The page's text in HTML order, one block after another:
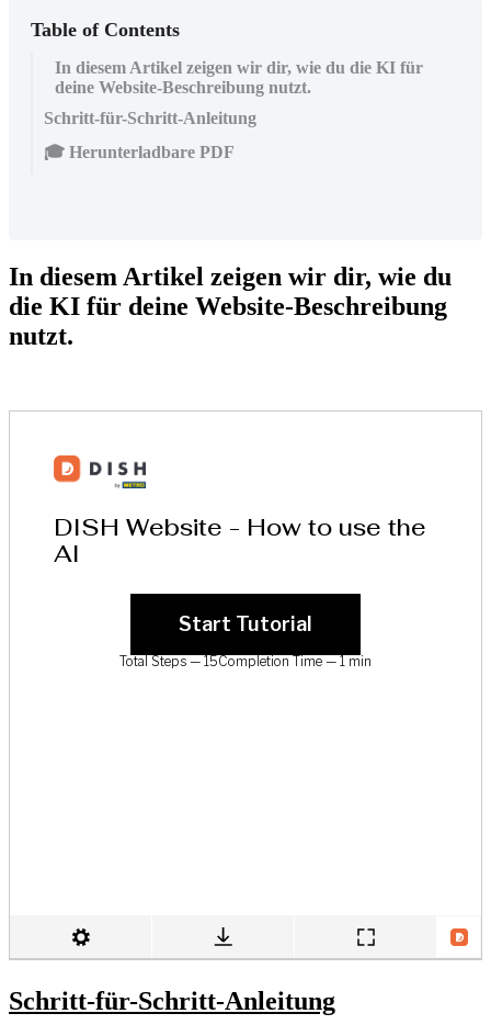
Table of Contents
In diesem Artikel zeigen wir dir, wie du die KI für
deine Website-Beschreibung nutzt.
Schritt-für-Schritt-Anleitung
🎓 Herunterladbare PDF
In diesem Artikel zeigen wir dir, wie du
die KI für deine Website-Beschreibung
nutzt.
Schritt-für-Schritt-Anleitung